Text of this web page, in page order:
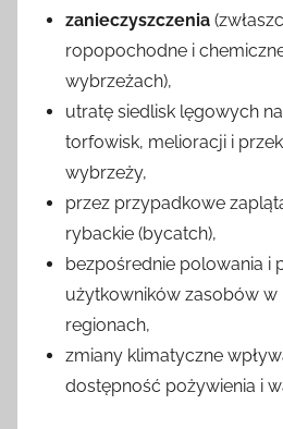
zanieczyszczenia
ropopochodne i
wybrzeżach),
utratę siedlisk lęgowych
torfowisk, melioracji i
wybrzeży,
przez przypadkowe
rybackie (bycatch),
bezpośrednie polowania i
użytkowników zasobów w
regionach,
zmiany klimatyczne
dostępność pożywienia i